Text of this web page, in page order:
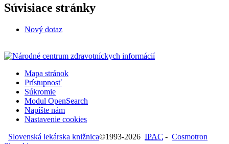
Súvisiace stránky
Nový dotaz
Mapa stránok
Prístupnosť
Súkromie
Modul OpenSearch
Napíšte nám
Nastavenie cookies
Slovenská lekárska knižnica©1993-2026 IPAC - Cosmotron